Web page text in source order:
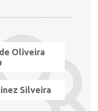
Oliveira
Silveira